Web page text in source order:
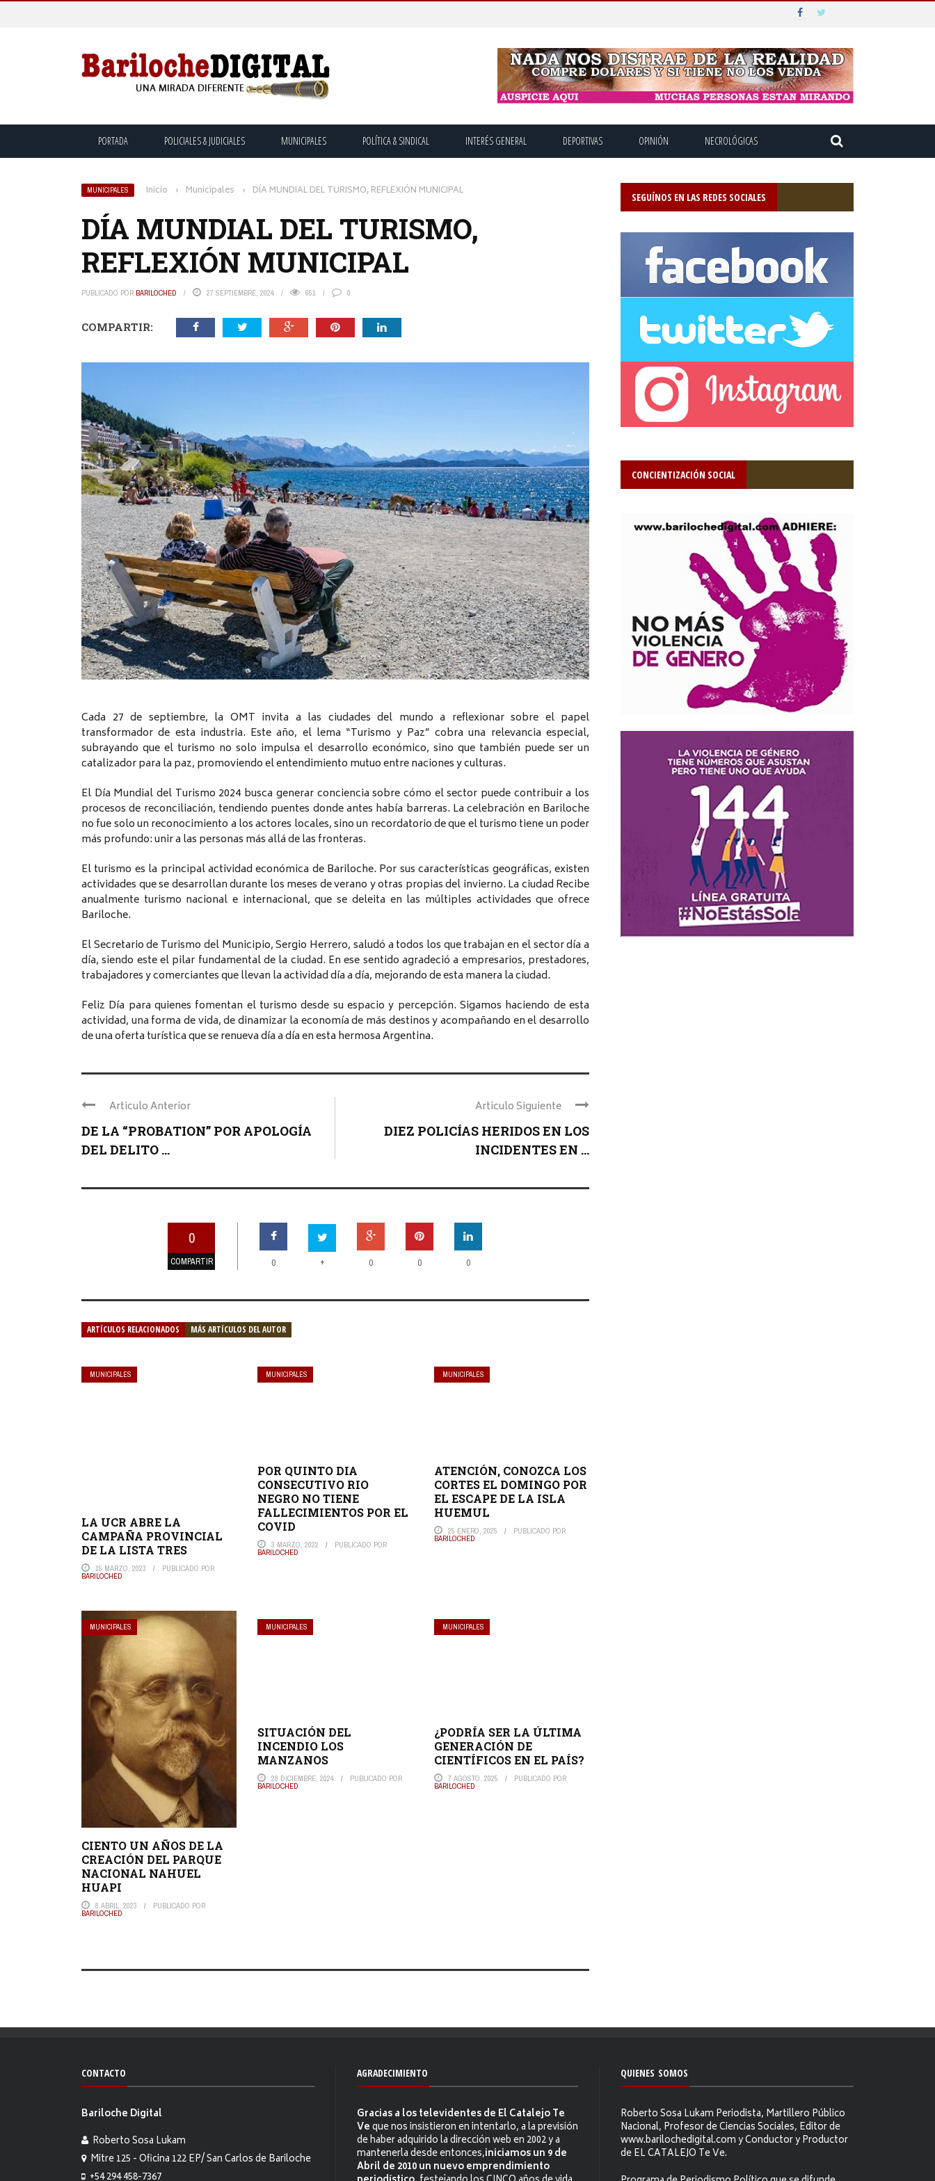
PORTADA POLICIALES & JUDICIALES MUNICIPALES POLÍTICA & SINDICAL INTERÉS GENERAL DEPORTIVAS OPINIÓN NECROLÓGICAS
MUNICIPALES Inicio › Municipales › DÍA MUNDIAL DEL TURISMO, REFLEXIÓN MUNICIPAL
DÍA MUNDIAL DEL TURISMO,
REFLEXIÓN MUNICIPAL
PUBLICADO POR BARILOCHED 27 SEPTIEMBRE, 2024 651 0
COMPARTIR:
Cada 27 de septiembre, la OMT invita a las ciudades del mundo a reflexionar sobre el papel
transformador de esta industria. Este año, el lema “Turismo y Paz” cobra una relevancia especial,
subrayando que el turismo no solo impulsa el desarrollo económico, sino que también puede ser un
catalizador para la paz, promoviendo el entendimiento mutuo entre naciones y culturas.
El Día Mundial del Turismo 2024 busca generar conciencia sobre cómo el sector puede contribuir a los
procesos de reconciliación, tendiendo puentes donde antes había barreras. La celebración en Bariloche
no fue solo un reconocimiento a los actores locales, sino un recordatorio de que el turismo tiene un poder
más profundo: unir a las personas más allá de las fronteras.
El turismo es la principal actividad económica de Bariloche. Por sus características geográficas, existen
actividades que se desarrollan durante los meses de verano y otras propias del invierno. La ciudad Recibe
anualmente turismo nacional e internacional, que se deleita en las múltiples actividades que ofrece
Bariloche.
El Secretario de Turismo del Municipio, Sergio Herrero, saludó a todos los que trabajan en el sector día a
día, siendo este el pilar fundamental de la ciudad. En ese sentido agradeció a empresarios, prestadores,
trabajadores y comerciantes que llevan la actividad día a día, mejorando de esta manera la ciudad.
Feliz Día para quienes fomentan el turismo desde su espacio y percepción. Sigamos haciendo de esta
actividad, una forma de vida, de dinamizar la economía de más destinos y acompañando en el desarrollo
de una oferta turística que se renueva día a día en esta hermosa Argentina.
Articulo Anterior
DE LA “PROBATION” POR APOLOGÍA
DEL DELITO ...
Articulo Siguiente
DIEZ POLICÍAS HERIDOS EN LOS
INCIDENTES EN ...
0
COMPARTIR 0 + 0 0 0
ARTÍCULOS RELACIONADOS MÁS ARTÍCULOS DEL AUTOR
MUNICIPALES
LA UCR ABRE LA
CAMPAÑA PROVINCIAL
DE LA LISTA TRES
15 MARZO, 2023 PUBLICADO POR
BARILOCHED
MUNICIPALES
POR QUINTO DIA
CONSECUTIVO RIO
NEGRO NO TIENE
FALLECIMIENTOS POR EL
COVID
3 MARZO, 2022 PUBLICADO POR
BARILOCHED
MUNICIPALES
ATENCIÓN, CONOZCA LOS
CORTES EL DOMINGO POR
EL ESCAPE DE LA ISLA
HUEMUL
25 ENERO, 2025 PUBLICADO POR
BARILOCHED
MUNICIPALES
CIENTO UN AÑOS DE LA
CREACIÓN DEL PARQUE
NACIONAL NAHUEL
HUAPI
8 ABRIL, 2023 PUBLICADO POR
BARILOCHED
MUNICIPALES
SITUACIÓN DEL
INCENDIO LOS
MANZANOS
28 DICIEMBRE, 2024 PUBLICADO POR
BARILOCHED
MUNICIPALES
¿PODRÍA SER LA ÚLTIMA
GENERACIÓN DE
CIENTÍFICOS EN EL PAÍS?
7 AGOSTO, 2025 PUBLICADO POR
BARILOCHED
SEGUÍNOS EN LAS REDES SOCIALES
CONCIENTIZACIÓN SOCIAL
CONTACTO
Bariloche Digital
Roberto Sosa Lukam
Mitre 125 - Oficina 122 EP/ San Carlos de Bariloche
+54 294 458-7367
AGRADECIMIENTO
Gracias a los televidentes de El Catalejo Te
Veque nos insistieron en intentarlo, a la previsión
de haber adquirido la dirección web en 2002 y a
mantenerla desde entonces,iniciamos un 9 de
Abril de 2010 un nuevo emprendimiento
QUIENES SOMOS
Roberto Sosa Lukam Periodista, Martillero Público
Nacional, Profesor de Ciencias Sociales, Editor de
www.barilochedigital.com y Conductor y Productor
de EL CATALEJO Te Ve.